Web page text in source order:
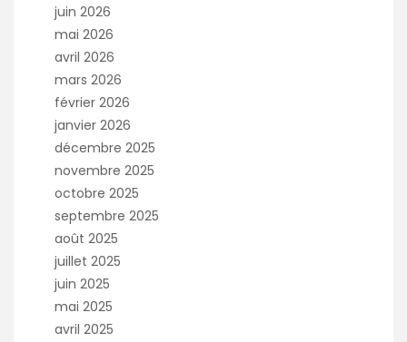
juin 2026
mai 2026
avril 2026
mars 2026
février 2026
janvier 2026
décembre 2025
novembre 2025
octobre 2025
septembre 2025
août 2025
juillet 2025
juin 2025
mai 2025
avril 2025